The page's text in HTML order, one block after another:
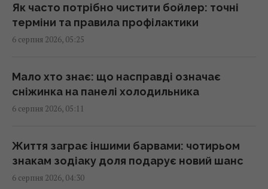
сповільнитися, Скорпіонам –
перенапруження
07:10 четвер, 06 серпня 2026
Магнітні бурі 6–8 серпня: коли очікувати
нового удару (графік)
07:10 четвер, 06 серпня 2026
Яблучний Спас в Україні 2026: що можна
робити, які існують заборони та народні
прикмети
Як часто потрібно чистити бойлер: точні
терміни та правила профілактики
6 серпня 2026, 05:25
Мало хто знає: що насправді означає
сніжинка на панелі холодильника
6 серпня 2026, 05:11
Життя заграє іншими барвами: чотирьом
знакам зодіаку доля подарує новий шанс
6 серпня 2026, 04:30